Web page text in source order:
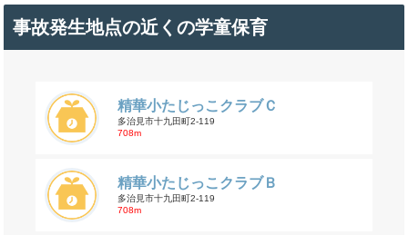
事故発生地点の近くの学童保育
精華小たじっこクラブＣ
多治見市十九田町2-119
708m
精華小たじっこクラブＢ
多治見市十九田町2-119
708m